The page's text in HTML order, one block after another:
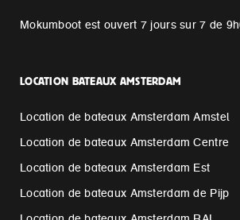
Mokumboot est ouvert 7 jours sur 7 de
LOCATION BATEAUX AMSTERDAM
Location de bateaux Amsterdam Amstel
Location de bateaux Amsterdam Centre
Location de bateaux Amsterdam Est
Location de bateaux Amsterdam de Pijp